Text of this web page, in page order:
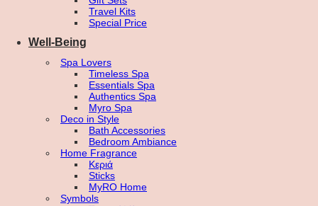
Travel Kits
Special Price
Well-Being
Spa Lovers
Timeless Spa
Essentials Spa
Authentics Spa
Myro Spa
Deco in Style
Bath Accessories
Bedroom Ambiance
Home Fragrance
Κεριά
Sticks
MyRO Home
Symbols